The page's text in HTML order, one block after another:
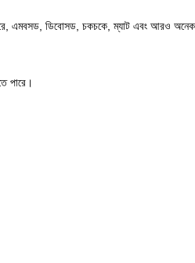
এমবসড, ডিবোসড, চকচকে, ম্যাট এবং আরও
পারে।